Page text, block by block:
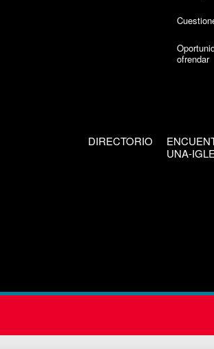
ofrendar
DIRECTORIO
UNA-